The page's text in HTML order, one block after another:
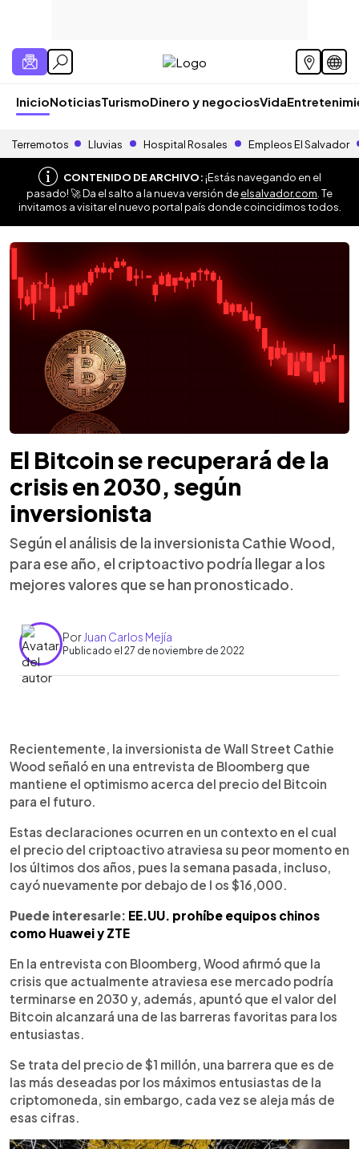
InicioNoticiasTurismoDinero y negociosVida
Terremotos Lluvias Hospital Rosales Empleos El Salvador
CONTENIDO DE ARCHIVO:¡Estás navegando en el
pasado! 🚀 Da el salto a la nueva versión deelsalvador.com . Te
invitamos a visitar el nuevo portal país donde coincidimos todos.
El Bitcoin se recuperará de la
crisis en 2030, según
inversionista
Según el análisis de la inversionista Cathie Wood,
para ese año, el criptoactivo podría llegar a los
mejores valores que se han pronosticado.
Por Juan Carlos Mejía
Publicado el 27 de noviembre de 2022
Escuchar artículo
Recientemente, la inversionista de Wall Street Cathie
Wood señaló en una entrevista de Bloomberg que
mantiene el optimismo acerca del precio del Bitcoin
para el futuro.
Estas declaraciones ocurren en un contexto en el cual
el precio del criptoactivo atraviesa su peor momento en
los últimos dos años, pues la semana pasada, incluso,
cayó nuevamente por debajo de l os $16,000.
Puede interesarle: EE.UU. prohíbe equipos chinos
como Huawei y ZTE
En la entrevista con Bloomberg, Wood afirmó que la
crisis que actualmente atraviesa ese mercado podría
terminarse en 2030 y, además, apuntó que el valor del
Bitcoin alcanzará una de las barreras favoritas para los
entusiastas.
Se trata del precio de $1 millón, una barrera que es de
las más deseadas por los máximos entusiastas de la
criptomoneda, sin embargo, cada vez se aleja más de
esas cifras.